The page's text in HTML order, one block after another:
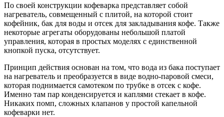
По своей конструкции кофеварка представляет собой
нагреватель, совмещенный с плитой, на которой стоит
кофейник, бак для воды и отсек для закладывания кофе. Также
некоторые агрегаты оборудованы небольшой платой
управления, которая в простых моделях с единственной
кнопкой пуска, отсутствует.
Принцип действия основан на том, что вода из бака поступает
на нагреватель и преобразуется в виде водно-паровой смеси,
которая поднимается самотеком по трубке в отсек с кофе.
Именно там пар конденсируется и каплями стекает в кофе.
Никаких помп, сложных клапанов у простой капельной
кофеварки нет.